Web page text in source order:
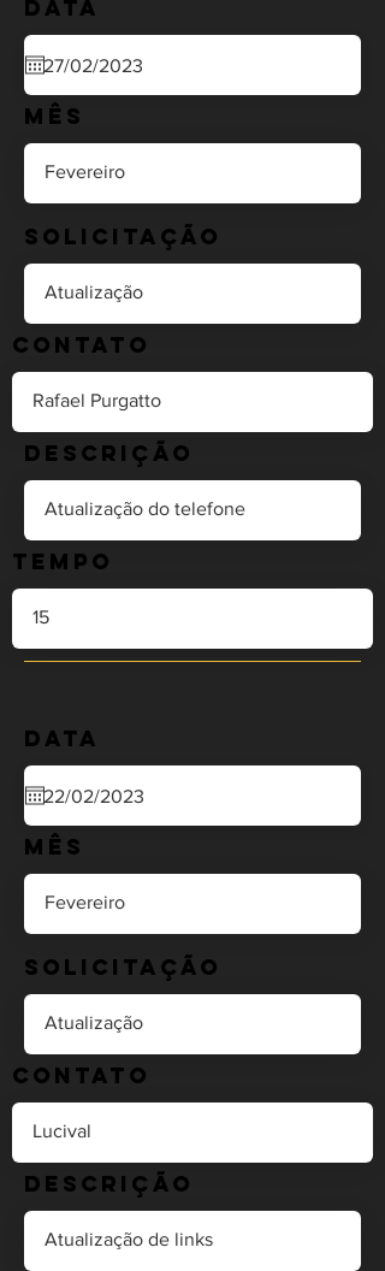
Data
Mês
Solicitação
Contato
Descrição
Tempo
Data
Mês
Solicitação
Contato
Descrição